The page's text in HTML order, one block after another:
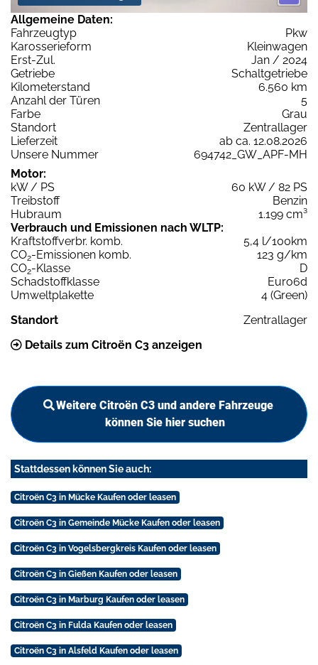
Allgemeine Daten:
Fahrzeugtyp
Pkw
Karosserieform
Kleinwagen
Erst-Zul.
Jan / 2024
Getriebe
Schaltgetriebe
Kilometerstand
6.560 km
Anzahl der Türen
5
Farbe
Grau
Standort
Zentrallager
Lieferzeit
ab ca. 12.08.2026
Unsere Nummer
694742_GW_APF-MH
Motor:
kW / PS
60 kW / 82 PS
Treibstoff
Benzin
Hubraum
1.199 cm³
Verbrauch und Emissionen nach WLTP:
Kraftstoffverbr. komb.
5,4 l/100km
CO2-Emissionen komb.
123 g/km
CO2-Klasse
D
Schadstoffklasse
Euro6d
Umweltplakette
4 (Green)
Standort
Zentrallager
Details zum Citroën C3 anzeigen
Weitere Citroën C3 und andere Fahrzeuge
können Sie hier suchen
Stattdessen können Sie auch:
Citroën C3 in Mücke Kaufen oder leasen
Citroën C3 in Gemeinde Mücke Kaufen oder leasen
Citroën C3 in Vogelsbergkreis Kaufen oder leasen
Citroën C3 in Gießen Kaufen oder leasen
Citroën C3 in Marburg Kaufen oder leasen
Citroën C3 in Fulda Kaufen oder leasen
Citroën C3 in Alsfeld Kaufen oder leasen